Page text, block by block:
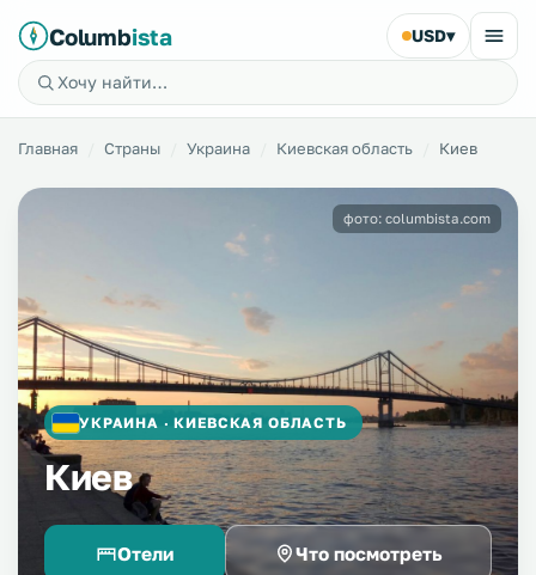
Columbista USD▾
Главная Страны Украина Киевская область Киев
УКРАИНА · КИЕВСКАЯ ОБЛАСТЬ
Киев
Отели Что посмотреть
фото: columbista.com